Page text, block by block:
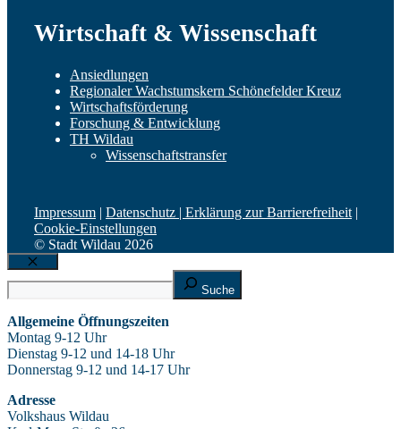
Wirtschaft & Wissenschaft
Ansiedlungen
Regionaler Wachstumskern Schönefelder Kreuz
Wirtschaftsförderung
Forschung & Entwicklung
TH Wildau
Wissenschaftstransfer
Impressum | Datenschutz | Erklärung zur Barrierefreiheit |
Cookie-Einstellungen
© Stadt Wildau 2026
Schließen
Suche
Allgemeine Öffnungszeiten
Montag 9-12 Uhr
Dienstag 9-12 und 14-18 Uhr
Donnerstag 9-12 und 14-17 Uhr
Adresse
Volkshaus Wildau